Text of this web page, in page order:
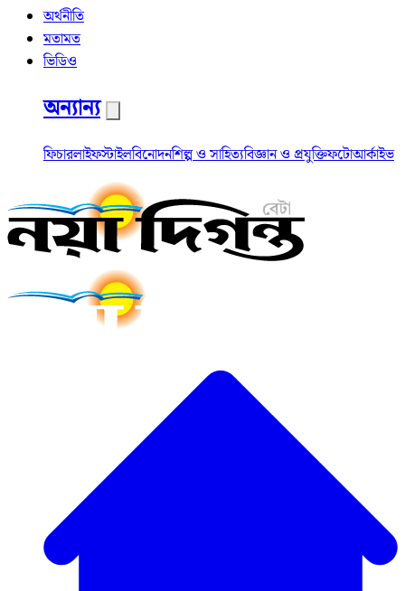
অর্থনীতি
মতামত
ভিডিও
অন্যান্য
ফিচারলাইফস্টাইলবিনোদনশিল্প ও সাহিত্যবিজ্ঞান ও প্রযুক্তিফটোআর্কাইভ